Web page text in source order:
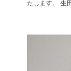
たします。 生